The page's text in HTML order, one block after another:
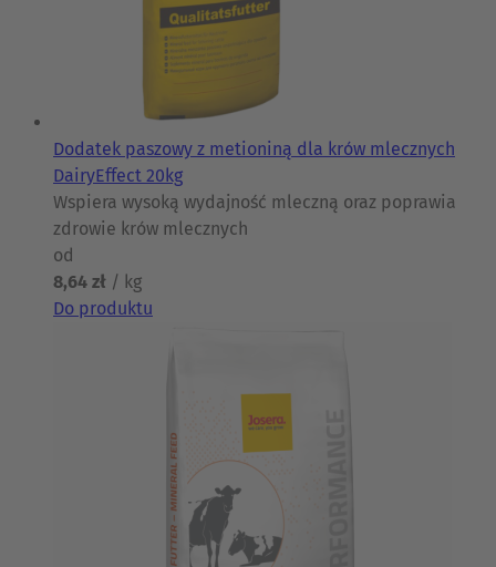
Dodatek paszowy z metioniną dla krów mlecznych
DairyEffect 20kg
Wspiera wysoką wydajność mleczną oraz poprawia
zdrowie krów mlecznych
od
8,64 zł / kg
Do produktu